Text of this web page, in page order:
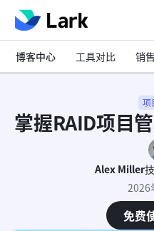
博客中心 工具对比 销
项
掌握RAID项目
Alex Miller
2026
免费